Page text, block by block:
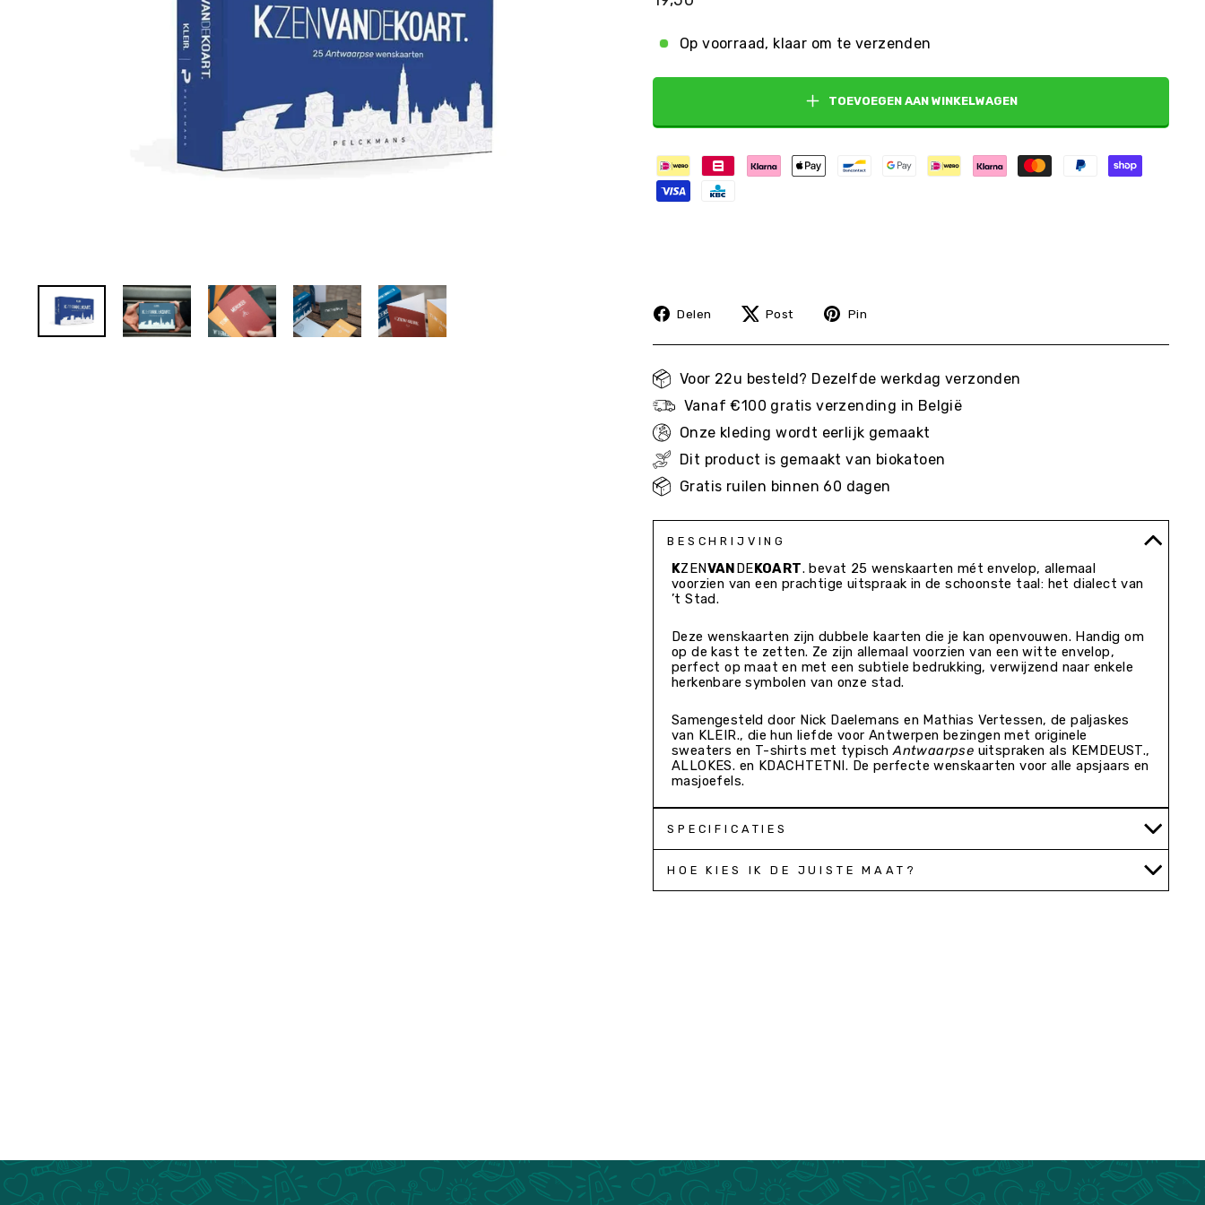
Op voorraad, klaar om te verzenden
TOEVOEGEN AAN WINKELWAGEN
Delen
Delen
Facebook
Post Post Pin
Pinterest
Voor 22u besteld? Dezelfde werkdag verzonden
Vanaf €100 gratis verzending in België
Onze kleding wordt eerlijk gemaakt
Dit product is gemaakt van biokatoen
Gratis ruilen binnen 60 dagen
BESCHRIJVING
KZENVANDEKOART. bevat 25 wenskaarten mét envelop, allemaal
voorzien van een prachtige uitspraak in de schoonste taal: het dialect van
’t Stad.
Deze wenskaarten zijn dubbele kaarten die je kan openvouwen. Handig om
op de kast te zetten. Ze zijn allemaal voorzien van een witte envelop,
perfect op maat en met een subtiele bedrukking, verwijzend naar enkele
herkenbare symbolen van onze stad.
Samengesteld door Nick Daelemans en Mathias Vertessen, de paljaskes
van KLEIR., die hun liefde voor Antwerpen bezingen met originele
sweaters en T-shirts met typisch Antwaarpse uitspraken als KEMDEUST.,
ALLOKES. en KDACHTETNI. De perfecte wenskaarten voor alle apsjaars en
masjoefels.
SPECIFICATIES
HOE KIES IK DE JUISTE MAAT?